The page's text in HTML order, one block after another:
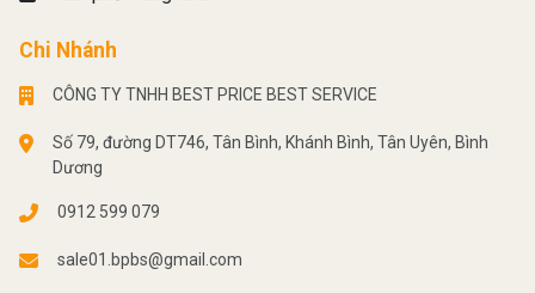
Chi Nhánh
CÔNG TY TNHH BEST PRICE BEST SERVICE
Số 79, đường DT746, Tân Bình, Khánh Bình, Tân Uyên, Bình
Dương
0912 599 079
sale01.bpbs@gmail.com